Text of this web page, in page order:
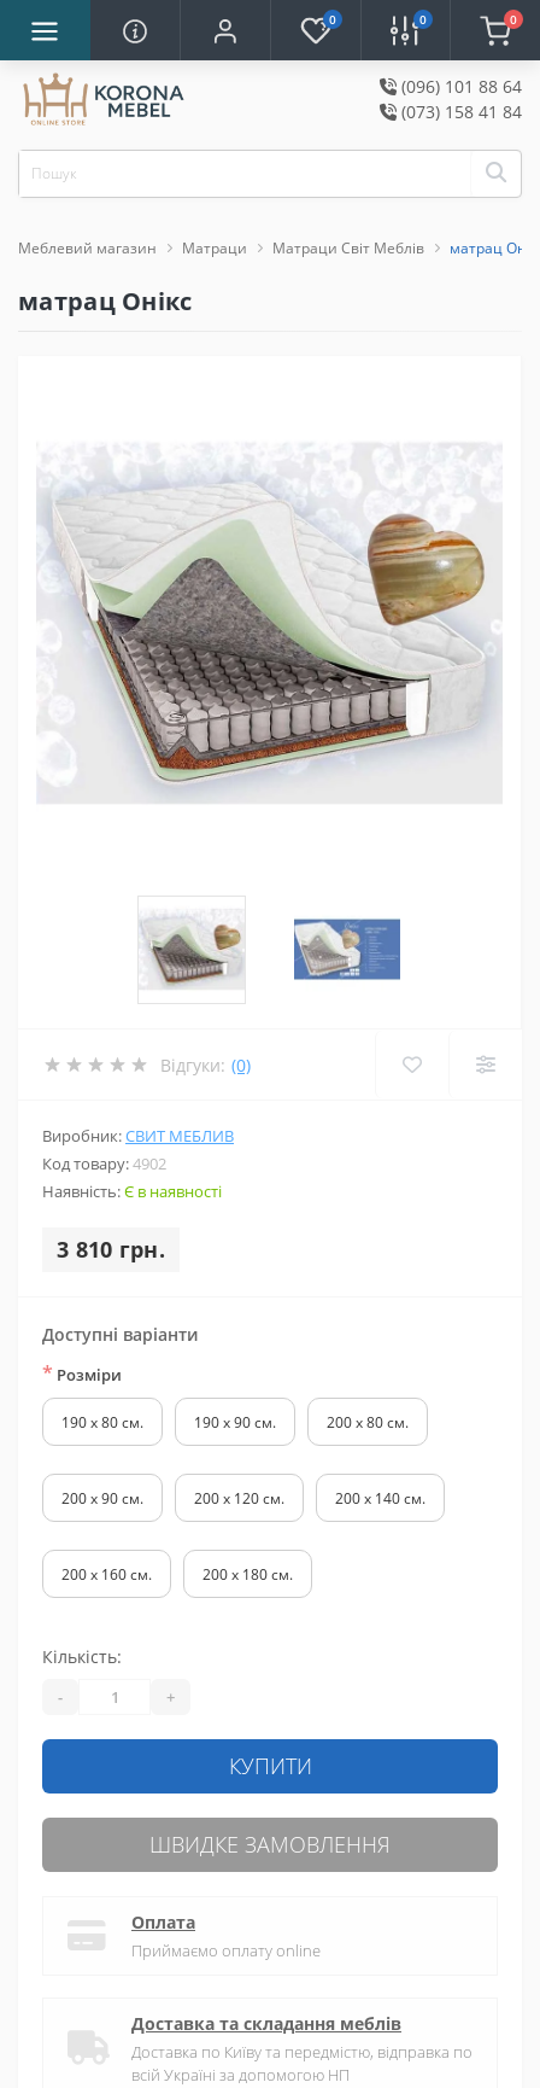
0 0 0
(096) 101 88 64
(073) 158 41 84
Меблевий магазин Матраци Матраци Світ Меблів матрац
матрац Онікс
Відгуки: (0)
Виробник:СВИТ МЕБЛИВ
Код товару:4902
Наявність:Є в наявності
3 810 грн.
Доступні варіанти
* Розміри
190 х 80 см. 190 х 90 см. 200 х 80 см.
200 х 90 см. 200 х 120 см. 200 х 140 см.
200 х 160 см. 200 х 180 см.
Кількість:
- +
КУПИТИ
ШВИДКЕ ЗАМОВЛЕННЯ
Оплата
Приймаємо оплату online
Доставка та складання меблів
Доставка по Київу та передмістю, відправка по
всій Україні за допомогою НП